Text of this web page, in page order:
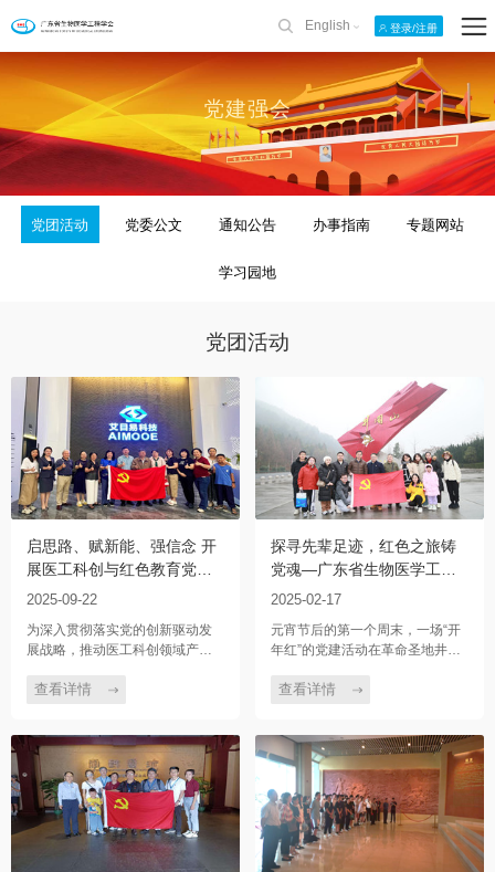
English 登录/注册
党建强会
党团活动 党委公文 通知公告 办事指南 专题网站
学习园地
党团活动
启思路、赋新能、强信念 开
展医工科创与红色教育党建
活动
2025-09-22
为深入贯彻落实党的创新驱动发
展战略，推动医工科创领域产研
信念与使命担当，9月21 日，广
闻工作者协会、广州艾目易科技
有限公司以 “启思路、赋新能、强
信念” 为核心主题，开展了一场集
实地调研与红色教育于一体的特
色党建活动。
查看详情
探寻先辈足迹，红色之旅铸
党魂—广东省生物医学工程
学会党支部体外循环与体外
冈山历史党建活动
2025-02-17
元宵节后的第一个周末，一场“开
年红”的党建活动在革命圣地井冈
学会党支部的组织下，体外循环
对我党历史的认识，激发党员在
新时代的历史责任感。先后赴井
冈山大学附属医院、井冈山毛主
席故居、朱老总挑粮小道、黄洋
界战场遗址等进行学术交流、参
观学习、生活体验。
查看详情